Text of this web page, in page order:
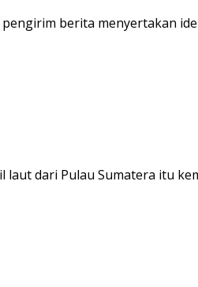
berita menyertakan
laut dari Pulau Sumatera itu